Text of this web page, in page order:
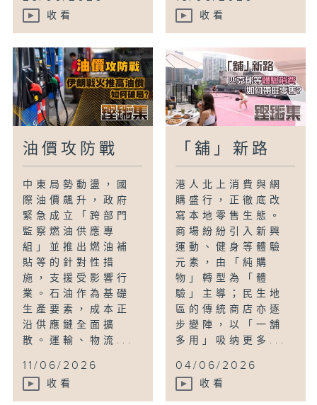
收看 收看
油價攻防戰
中東局勢動盪，國
際油價飆升，政府
緊急成立「跨部門
監察燃油供應專
組」並推出燃油補
貼等的針對性措
施，支援受影響行
業。石油作為基礎
生產要素，成本正
沿供應鏈全面擴
散。運輸、物流...
11/06/2026
收看
「舖」新路
港人北上消費與網
購盛行，正徹底改
寫本地零售生態。
商場紛紛引入新興
運動、健身等體驗
元素，由「純購
物」轉型為「體
驗」主導；民生地
區的傳統商店亦逐
步變陣，以「一舖
多用」吸纳更多...
04/06/2026
收看